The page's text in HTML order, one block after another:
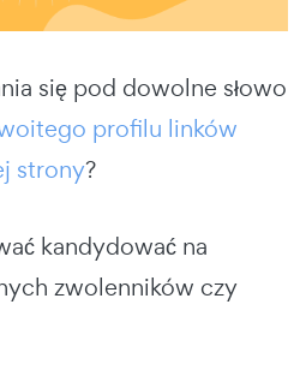
się pod dowolne słowo
profilu linków
strony?
kandydować na
zwolenników czy